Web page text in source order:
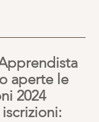
aperte le
2024